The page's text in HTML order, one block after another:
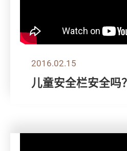
2016.02.15
儿童安全栏安全吗？